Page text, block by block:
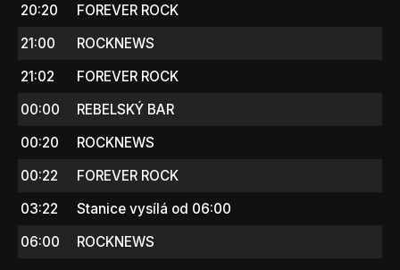
20:20
FOREVER ROCK
21:00
ROCKNEWS
21:02
FOREVER ROCK
00:00
REBELSKÝ BAR
00:20
ROCKNEWS
00:22
FOREVER ROCK
03:22
Stanice vysílá od 06:00
06:00
ROCKNEWS